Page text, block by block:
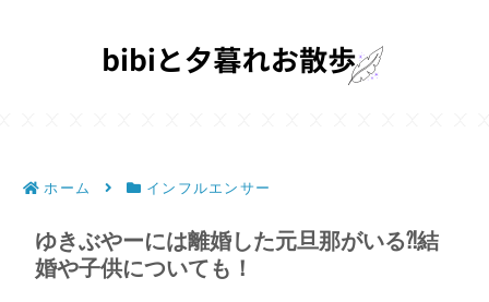
ホーム インフルエンサー
ゆきぶやーには離婚した元旦那がいる⁈結
婚や子供についても！